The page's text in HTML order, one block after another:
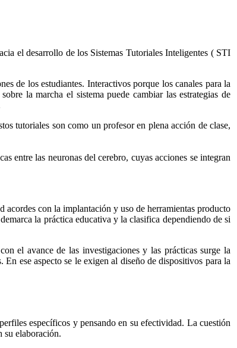
el desarrollo de los Sistemas Tutoriales Inteligentes ( STI
de los estudiantes. Interactivos porque los canales para la
la marcha el sistema puede cambiar las estrategias de
tutoriales son como un profesor en plena acción de clase,
entre las neuronas del cerebro, cuyas acciones se integran
acordes con la implantación y uso de herramientas producto
la práctica educativa y la clasifica dependiendo de si
el avance de las investigaciones y las prácticas surge la
ese aspecto se le exigen al diseño de dispositivos para la
específicos y pensando en su efectividad. La cuestión
su elaboración.